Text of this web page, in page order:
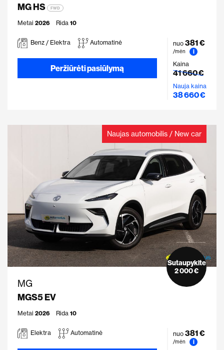
MG HS
FWD
Metai 2026 Rida 10
Benz / Elektra Automatinė
Peržiūrėti pasiūlymą
nuo 381 €
/mėn
i
Kaina
41 660 €
Nauja kaina
38 660 €
Naujas automobilis / New car
MG
MGS5 EV
Metai 2026 Rida 10
Sutaupykite
2 000 €
Elektra Automatinė nuo 381 €
/mėn
i